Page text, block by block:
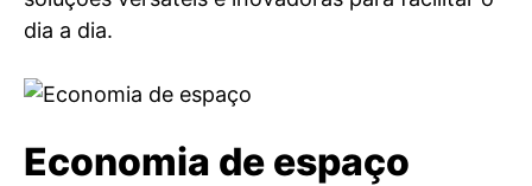
dia a dia.
Economia de espaço